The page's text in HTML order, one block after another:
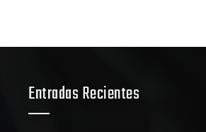
Entradas Recientes